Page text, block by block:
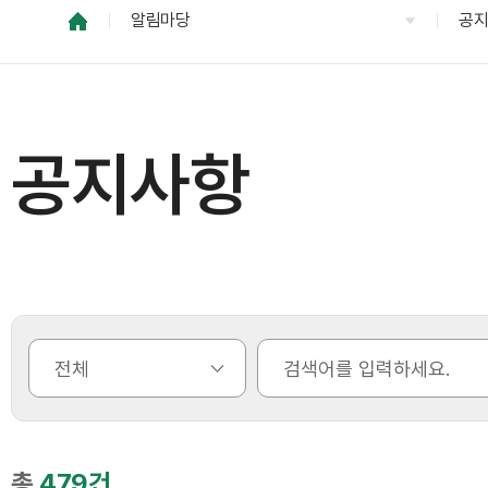
알림마당 공
공지사항